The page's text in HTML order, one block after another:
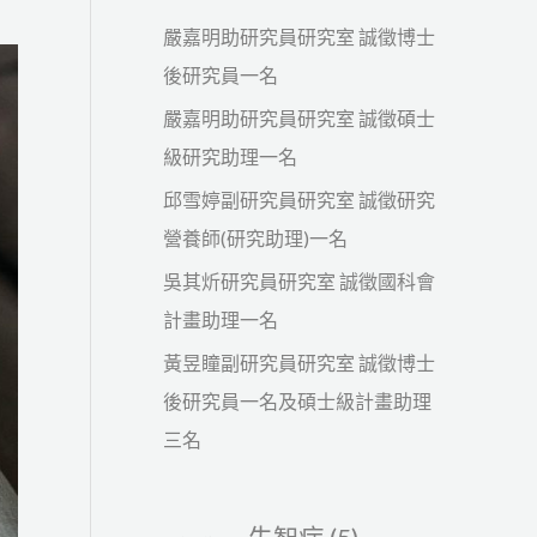
嚴嘉明助研究員研究室 誠徵博士
後研究員一名
嚴嘉明助研究員研究室 誠徵碩士
級研究助理一名
邱雪婷副研究員研究室 誠徵研究
營養師(研究助理)一名
吳其炘研究員研究室 誠徵國科會
計畫助理一名
黃昱瞳副研究員研究室 誠徵博士
後研究員一名及碩士級計畫助理
三名